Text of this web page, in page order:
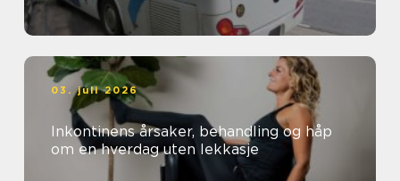
03. juli 2026
Inkontinens årsaker, behandling og håp
om en hverdag uten lekkasje